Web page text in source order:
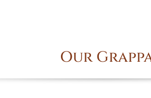
Our